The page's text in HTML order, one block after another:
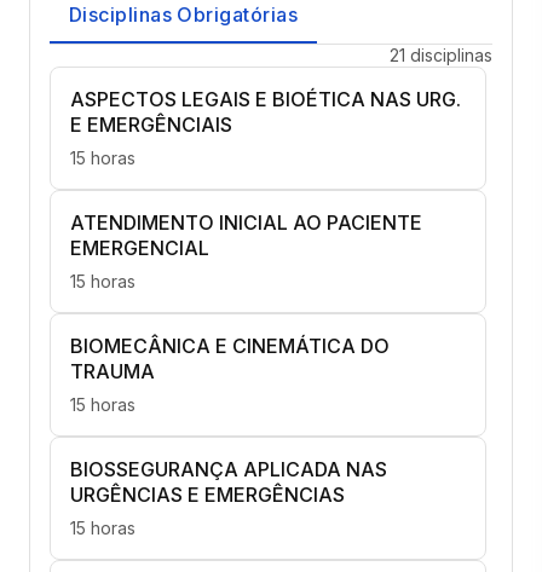
Disciplinas Obrigatórias
21 disciplinas
ASPECTOS LEGAIS E BIOÉTICA NAS URG.
E EMERGÊNCIAIS
15 horas
ATENDIMENTO INICIAL AO PACIENTE
EMERGENCIAL
15 horas
BIOMECÂNICA E CINEMÁTICA DO
TRAUMA
15 horas
BIOSSEGURANÇA APLICADA NAS
URGÊNCIAS E EMERGÊNCIAS
15 horas